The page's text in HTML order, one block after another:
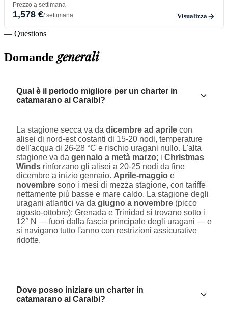
Prezzo a settimana
1,578 €/ settimana Visualizza
— Questions
Domandegenerali
Qual è il periodo migliore per un charter in
catamarano ai Caraibi?
La stagione secca va da dicembre ad aprile con
alisei di nord-est costanti di 15-20 nodi, temperature
dell'acqua di 26-28 °C e rischio uragani nullo. L'alta
stagione va da gennaio a metà marzo; i Christmas
Winds rinforzano gli alisei a 20-25 nodi da fine
dicembre a inizio gennaio. Aprile-maggio e
novembre sono i mesi di mezza stagione, con tariffe
nettamente più basse e mare caldo. La stagione degli
uragani atlantici va da giugno a novembre (picco
agosto-ottobre); Grenada e Trinidad si trovano sotto i
12° N — fuori dalla fascia principale degli uragani — e
si navigano tutto l'anno con restrizioni assicurative
ridotte.
Dove posso iniziare un charter in
catamarano ai Caraibi?